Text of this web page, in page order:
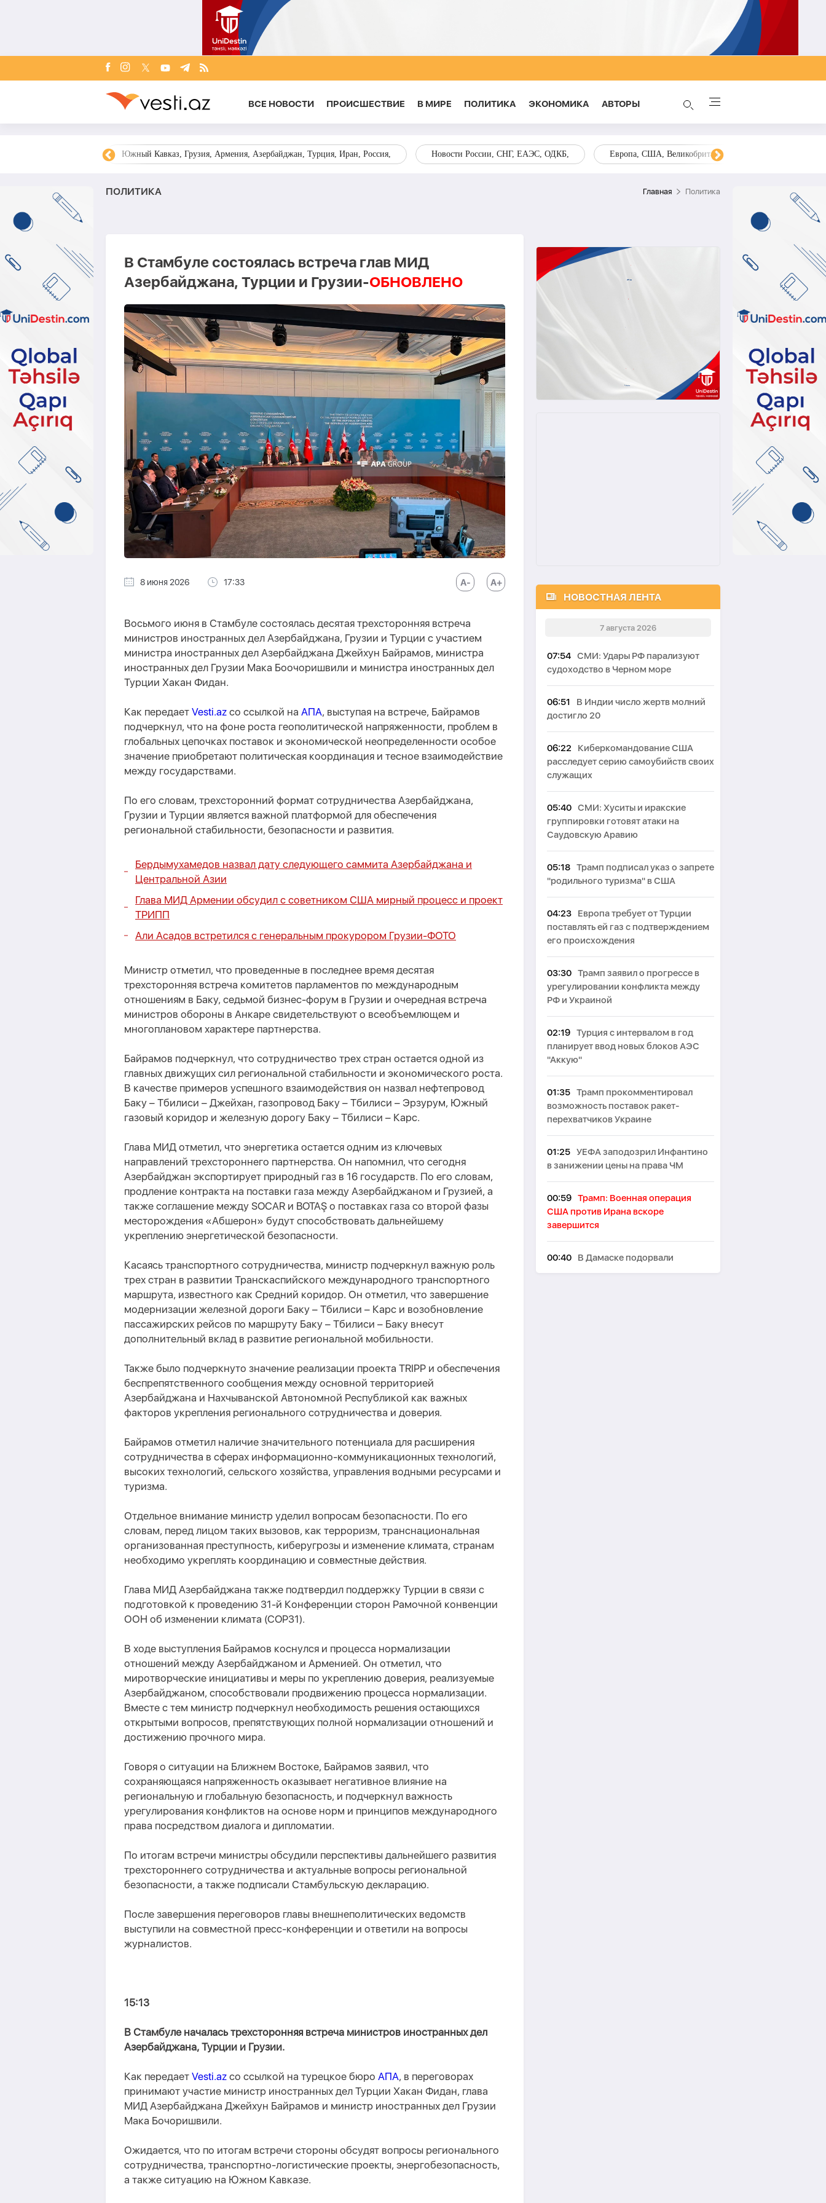
ВСЕ НОВОСТИ ПРОИСШЕСТВИЕ В МИРЕ ПОЛИТИКА ЭКОНОМИКА AВТОРЫ
Южный Кавказ, Грузия, Армения, Азербайджан, Турция, Иран, Россия, Новости России, СНГ, ЕАЭС, ОДКБ, Европа, США, Великобритания, Украина, Запад,
ПОЛИТИКА Главная Политика
В Стамбуле состоялась встреча глав МИД
Азербайджана, Турции и Грузии-ОБНОВЛЕНО
8 июня 2026 17:33
Восьмого июня в Стамбуле состоялась десятая трехсторонняя встреча
министров иностранных дел Азербайджана, Грузии и Турции с участием
министра иностранных дел Азербайджана Джейхун Байрамов, министра
иностранных дел Грузии Мака Боочоришвили и министра иностранных дел
Турции Хакан Фидан.
Как передает Vesti.az со ссылкой на АПА, выступая на встрече, Байрамов
подчеркнул, что на фоне роста геополитической напряженности, проблем в
глобальных цепочках поставок и экономической неопределенности особое
значение приобретают политическая координация и тесное взаимодействие
между государствами.
По его словам, трехсторонний формат сотрудничества Азербайджана,
Грузии и Турции является важной платформой для обеспечения
региональной стабильности, безопасности и развития.
Бердымухамедов назвал дату следующего саммита Азербайджана и
Центральной Азии
Глава МИД Армении обсудил с советником США мирный процесс и проект
ТРИПП
Али Асадов встретился с генеральным прокурором Грузии-ФОТО
Министр отметил, что проведенные в последнее время десятая
трехсторонняя встреча комитетов парламентов по международным
отношениям в Баку, седьмой бизнес-форум в Грузии и очередная встреча
министров обороны в Анкаре свидетельствуют о всеобъемлющем и
многоплановом характере партнерства.
Байрамов подчеркнул, что сотрудничество трех стран остается одной из
главных движущих сил региональной стабильности и экономического роста.
В качестве примеров успешного взаимодействия он назвал нефтепровод
Баку – Тбилиси – Джейхан, газопровод Баку – Тбилиси – Эрзурум, Южный
газовый коридор и железную дорогу Баку – Тбилиси – Карс.
Глава МИД отметил, что энергетика остается одним из ключевых
направлений трехстороннего партнерства. Он напомнил, что сегодня
Азербайджан экспортирует природный газ в 16 государств. По его словам,
продление контракта на поставки газа между Азербайджаном и Грузией, а
также соглашение между SOCAR и BOTAŞ о поставках газа со второй фазы
месторождения «Абшерон» будут способствовать дальнейшему
укреплению энергетической безопасности.
Касаясь транспортного сотрудничества, министр подчеркнул важную роль
трех стран в развитии Транскаспийского международного транспортного
маршрута, известного как Средний коридор. Он отметил, что завершение
модернизации железной дороги Баку – Тбилиси – Карс и возобновление
пассажирских рейсов по маршруту Баку – Тбилиси – Баку внесут
дополнительный вклад в развитие региональной мобильности.
Также было подчеркнуто значение реализации проекта TRIPP и обеспечения
беспрепятственного сообщения между основной территорией
Азербайджана и Нахчыванской Автономной Республикой как важных
факторов укрепления регионального сотрудничества и доверия.
Байрамов отметил наличие значительного потенциала для расширения
сотрудничества в сферах информационно-коммуникационных технологий,
высоких технологий, сельского хозяйства, управления водными ресурсами и
туризма.
Отдельное внимание министр уделил вопросам безопасности. По его
словам, перед лицом таких вызовов, как терроризм, транснациональная
организованная преступность, киберугрозы и изменение климата, странам
необходимо укреплять координацию и совместные действия.
Глава МИД Азербайджана также подтвердил поддержку Турции в связи с
подготовкой к проведению 31-й Конференции сторон Рамочной конвенции
ООН об изменении климата (COP31).
В ходе выступления Байрамов коснулся и процесса нормализации
отношений между Азербайджаном и Арменией. Он отметил, что
миротворческие инициативы и меры по укреплению доверия, реализуемые
Азербайджаном, способствовали продвижению процесса нормализации.
Вместе с тем министр подчеркнул необходимость решения остающихся
открытыми вопросов, препятствующих полной нормализации отношений и
достижению прочного мира.
Говоря о ситуации на Ближнем Востоке, Байрамов заявил, что
сохраняющаяся напряженность оказывает негативное влияние на
региональную и глобальную безопасность, и подчеркнул важность
урегулирования конфликтов на основе норм и принципов международного
права посредством диалога и дипломатии.
По итогам встречи министры обсудили перспективы дальнейшего развития
трехстороннего сотрудничества и актуальные вопросы региональной
безопасности, а также подписали Стамбульскую декларацию.
После завершения переговоров главы внешнеполитических ведомств
выступили на совместной пресс-конференции и ответили на вопросы
журналистов.
15:13
В Стамбуле началась трехсторонняя встреча министров иностранных дел
Азербайджана, Турции и Грузии.
Как передает Vesti.az со ссылкой на турецкое бюро АПА, в переговорах
принимают участие министр иностранных дел Турции Хакан Фидан, глава
МИД Азербайджана Джейхун Байрамов и министр иностранных дел Грузии
Мака Бочоришвили.
Ожидается, что по итогам встречи стороны обсудят вопросы регионального
сотрудничества, транспортно-логистические проекты, энергобезопасность,
а также ситуацию на Южном Кавказе.
НОВОСТНАЯ ЛЕНТА
7 августа 2026
07:54 СМИ: Удары РФ парализуют
судоходство в Черном море
06:51
В Индии число жертв молний
достигло 20
06:22
Киберкомандование США
расследует серию самоубийств своих
служащих
05:40 СМИ: Хуситы и иракские
группировки готовят атаки на
Саудовскую Аравию
05:18 Трамп подписал указ о запрете
"родильного туризма" в США
04:23
Европа требует от Турции
поставлять ей газ с подтверждением
его происхождения
03:30 Трамп заявил о прогрессе в
урегулировании конфликта между
РФ и Украиной
02:19 Турция с интервалом в год
планирует ввод новых блоков АЭС
"Аккую"
01:35 Трамп прокомментировал
возможность поставок ракет-
перехватчиков Украине
01:25 УЕФА заподозрил Инфантино
в занижении цены на права ЧМ
00:59 Трамп: Военная операция
США против Ирана вскоре
завершится
00:40
В Дамаске подорвали
микроавтобус: есть погибшие и